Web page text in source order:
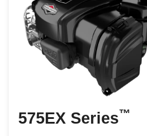
575EX Series™